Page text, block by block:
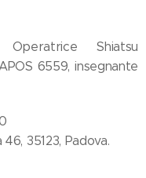
Shiatsu
6559, insegnante
35123, Padova.